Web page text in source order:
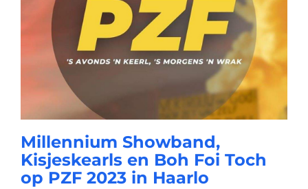
Millennium Showband,
Kisjeskearls en Boh Foi Toch
op PZF 2023 in Haarlo